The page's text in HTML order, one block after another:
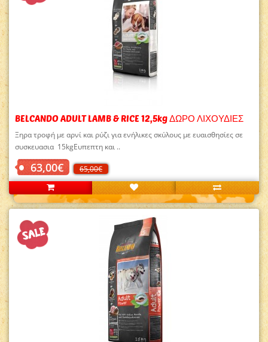
BELCANDO ADULT LAMB & RICE 12,5kg ΔΩΡΟ ΛΙΧΟΥΔΙΕΣ
Ξηρα τροφή με αρνί και ρύζι για ενήλικες σκύλους με ευαισθησίες σε
συσκευασια 15kgEυπεπτη και ..
63,00€ 65,00€